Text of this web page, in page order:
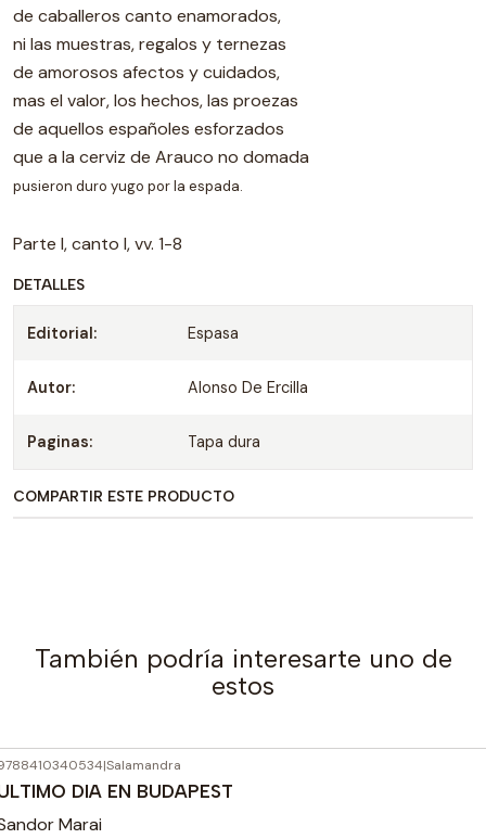
de caballeros canto enamorados,
ni las muestras, regalos y ternezas
de amorosos afectos y cuidados,
mas el valor, los hechos, las proezas
de aquellos españoles esforzados
que a la cerviz de Arauco no domada
pusieron duro yugo por la espada.
Parte I, canto I, vv. 1-8
DETALLES
Editorial: Espasa
Autor: Alonso De Ercilla
Paginas: Tapa dura
COMPARTIR ESTE PRODUCTO
También podría interesarte uno de
estos
|Salamandra
DIA EN BUDAPEST
Marai